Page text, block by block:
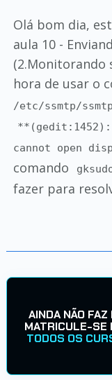
Olá bom dia,
aula 10 -
(2.Monitorando
hora de usar o
/etc/ssmtp/
**(gedit:1452):
cannot open
comando
fazer para
AINDA NÃO
MATRICULE-SE
TODOS OS